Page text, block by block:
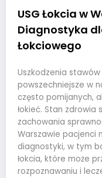
USG Łokcia w
Diagnostyka
Łokciowego
Uszkodzenia
powszechniejsze w
często pomijanych,
łokieć. Stan zdrowia
zachowania
Warszawie pacjenci
diagnostyki, w tym
łokcia, które może
rozpoznawaniu i